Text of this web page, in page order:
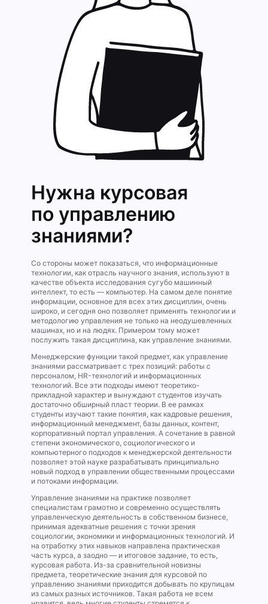
Нужна курсовая
по управлению
знаниями?
Со стороны может показаться, что информационные
технологии, как отрасль научного знания, используют в
качестве объекта исследования сугубо машинный
интеллект, то есть — компьютер. На самом деле понятие
информации, основное для всех этих дисциплин, очень
широко, и сегодня оно позволяет применять технологии и
методологию управления не только на неодушевленных
машинах, но и на людях. Примером тому может
послужить такая дисциплина, как управление знаниями.
Менеджерские функции такой предмет, как управление
знаниями рассматривает с трех позиций: работы с
персоналом, HR-технологий и информационных
технологий. Все эти подходы имеют теоретико-
прикладной характер и вынуждают студентов изучать
достаточно обширный пласт теории. В ее рамках
студенты изучают такие понятия, как кадровые решения,
информационный менеджмент, базы данных, контент,
корпоративный портал управления. А сочетание в равной
степени экономического, социологического и
компьютерного подходов к менеджерской деятельности
позволяет этой науке разрабатывать принципиально
новый подход в управлении общественными процессами
и потоками информации.
Управление знаниями на практике позволяет
специалистам грамотно и современно осуществлять
управленческую деятельность в собственном бизнесе,
принимая адекватные решения с точки зрения
социологии, экономики и информационных технологий. И
на отработку этих навыков направлена практическая
часть курса, а заодно — и итоговое задание, то есть,
курсовая работа. Из-за сравнительной новизны
предмета, теоретические знания для курсовой по
управлению знаниями приходится добывать по крупицам
из самых разных источников. Такая работа не всем